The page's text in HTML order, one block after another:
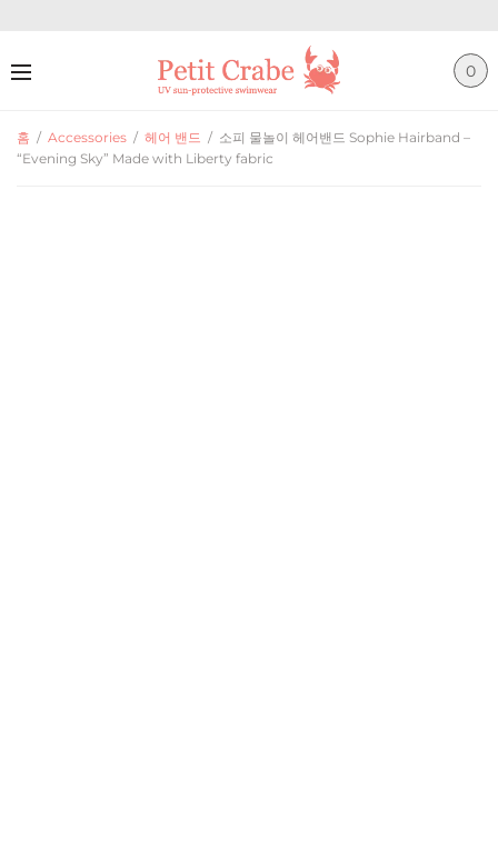
0
홈 / Accessories / 헤어 밴드 / 소피 물놀이 헤어밴드 Sophie Hairband –
“Evening Sky” Made with Liberty fabric